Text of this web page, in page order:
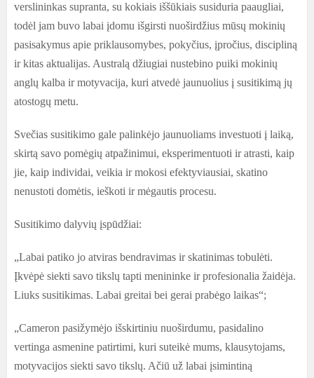
verslininkas supranta, su kokiais iššūkiais susiduria paaugliai,
todėl jam buvo labai įdomu išgirsti nuoširdžius mūsų mokinių
pasisakymus apie priklausomybes, pokyčius, įpročius, discipliną
ir kitas aktualijas. Australą džiugiai nustebino puiki mokinių
anglų kalba ir motyvacija, kuri atvedė jaunuolius į susitikimą jų
atostogų metu.
Svečias susitikimo gale palinkėjo jaunuoliams investuoti į laiką,
skirtą savo pomėgių atpažinimui, eksperimentuoti ir atrasti, kaip
jie, kaip individai, veikia ir mokosi efektyviausiai, skatino
nenustoti domėtis, ieškoti ir mėgautis procesu.
Susitikimo dalyvių įspūdžiai:
„Labai patiko jo atviras bendravimas ir skatinimas tobulėti.
Įkvėpė siekti savo tikslų tapti menininke ir profesionalia žaidėja.
Liuks susitikimas. Labai greitai bei gerai prabėgo laikas“;
„Cameron pasižymėjo išskirtiniu nuoširdumu, pasidalino
vertinga asmenine patirtimi, kuri suteikė mums, klausytojams,
motyvacijos siekti savo tikslų. Ačiū už labai įsimintiną